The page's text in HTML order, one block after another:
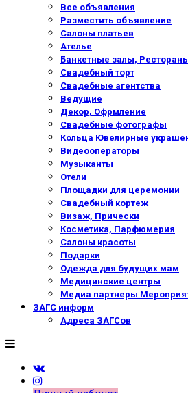
Все объявления
Разместить объявление
Салоны платьев
Ателье
Банкетные залы,
Свадебный торт
Свадебные агентства
Ведущие
Декор, Офрмление
Свадебные фотографы
Кольца Ювелирные
Видеооператоры
Музыканты
Отели
Площадки для церемонии
Свадебный кортеж
Визаж, Прически
Косметика, Парфюмерия
Салоны красоты
Подарки
Одежда для будущих мам
Медицинские центры
Медиа партнеры
ЗАГС информ
Адреса ЗАГСов